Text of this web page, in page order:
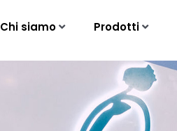
Chi siamo Prodotti